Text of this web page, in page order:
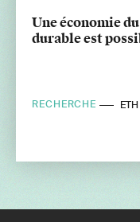
Une économie
durable est
RECHERCHE